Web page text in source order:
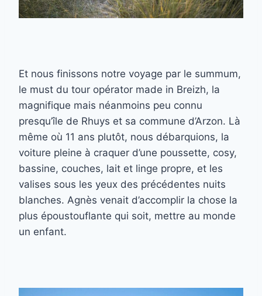
Et nous finissons notre voyage par le summum,
le must du tour opérator made in Breizh, la
magnifique mais néanmoins peu connu
presqu’île de Rhuys et sa commune d’Arzon. Là
même où 11 ans plutôt, nous débarquions, la
voiture pleine à craquer d’une poussette, cosy,
bassine, couches, lait et linge propre, et les
valises sous les yeux des précédentes nuits
blanches. Agnès venait d’accomplir la chose la
plus époustouflante qui soit, mettre au monde
un enfant.